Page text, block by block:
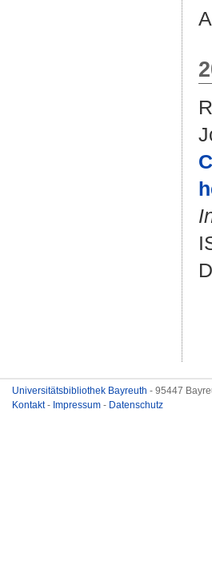
Universitätsbibliothek Bayreuth - 95447
Kontakt- Impressum - Datenschutz